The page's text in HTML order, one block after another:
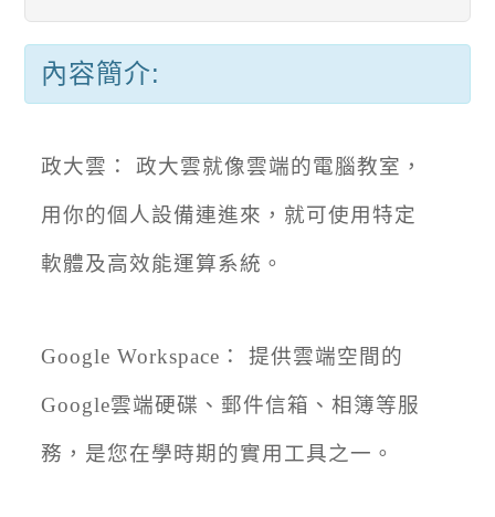
內容簡介:
政大雲： 政大雲就像雲端的電腦教室，
用你的個人設備連進來，就可使用特定
軟體及高效能運算系統。
Google Workspace： 提供雲端空間的
Google雲端硬碟、郵件信箱、相簿等服
務，是您在學時期的實用工具之一。